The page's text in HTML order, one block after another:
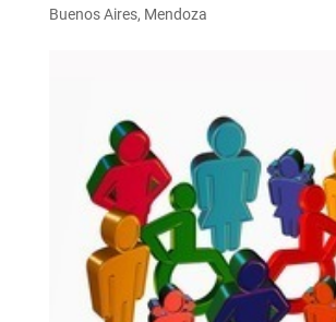
Buenos Aires, Mendoza